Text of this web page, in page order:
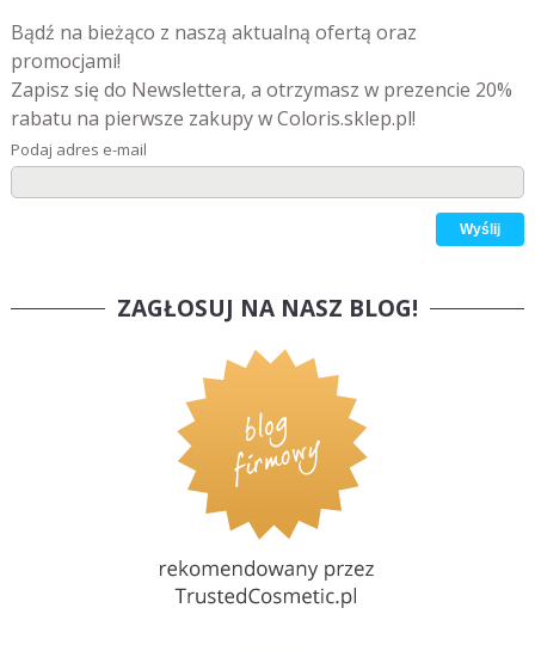
Bądź na bieżąco z naszą aktualną ofertą oraz
promocjami!
Zapisz się do Newslettera, a otrzymasz w prezencie 20%
rabatu na pierwsze zakupy w Coloris.sklep.pl!
Podaj adres e-mail
ZAGŁOSUJ NA NASZ BLOG!